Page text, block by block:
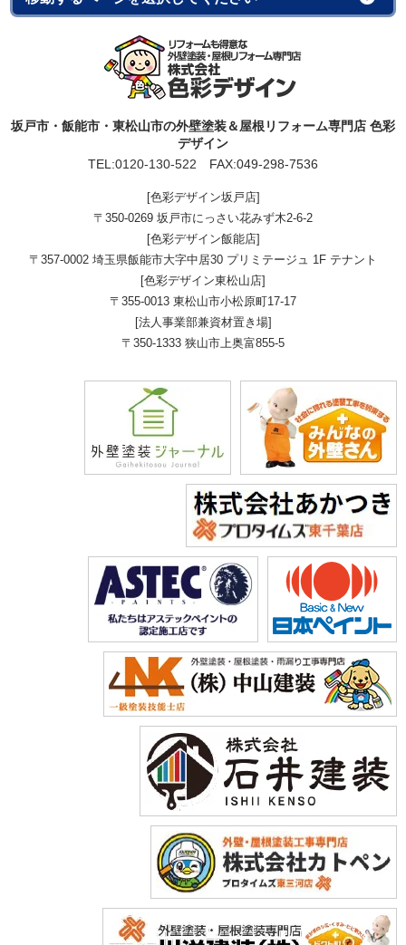
坂戸市・飯能市・東松山市の外壁塗装＆屋根リフォーム専門店 色彩
デザイン
TEL:0120-130-522 FAX:049-298-7536
[色彩デザイン坂戸店]
〒350-0269 坂戸市にっさい花みず木2-6-2
[色彩デザイン飯能店]
〒357-0002 埼玉県飯能市大字中居30 プリミテージュ 1F テナント
[色彩デザイン東松山店]
〒355-0013 東松山市小松原町17-17
[法人事業部兼資材置き場]
〒350-1333 狭山市上奥富855-5